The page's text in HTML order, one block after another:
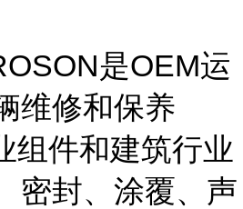
是OEM运
维修和保养
组件和建筑行业
密封、涂覆、声